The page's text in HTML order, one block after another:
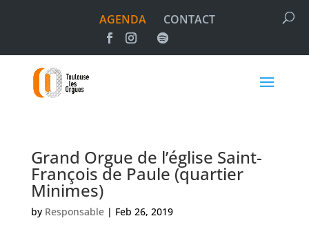
AGENDA CONTACT
Grand Orgue de l’église Saint-
François de Paule (quartier
Minimes)
by Responsable| Feb 26, 2019